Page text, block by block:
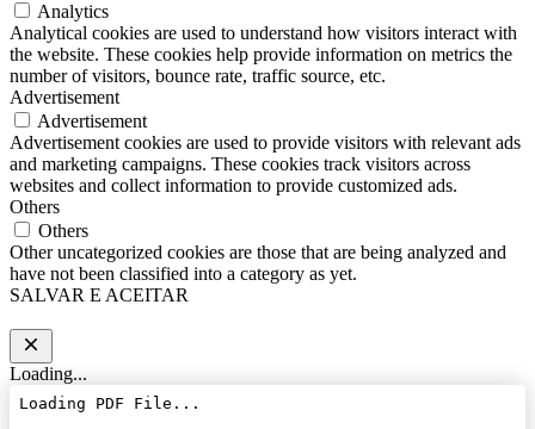
Analytics
Analytical cookies are used to understand how visitors interact with
the website. These cookies help provide information on metrics the
number of visitors, bounce rate, traffic source, etc.
Advertisement
Advertisement
Advertisement cookies are used to provide visitors with relevant ads
and marketing campaigns. These cookies track visitors across
websites and collect information to provide customized ads.
Others
Others
Other uncategorized cookies are those that are being analyzed and
have not been classified into a category as yet.
SALVAR E ACEITAR
Loading...